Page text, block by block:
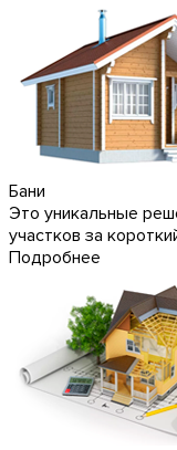
Бани
Это уникальные
участков за
Подробнее